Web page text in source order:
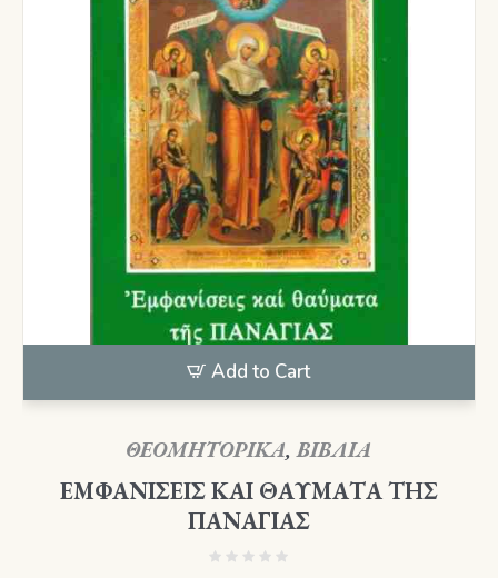
Add to Cart
ΘΕΟΜΗΤΟΡΙΚΑ,ΒΙΒΛΙΑ
ΕΜΦΑΝΙΣΕΙΣ ΚΑΙ ΘΑΥΜΑΤΑ ΤΗΣ
ΠΑΝΑΓΙΑΣ